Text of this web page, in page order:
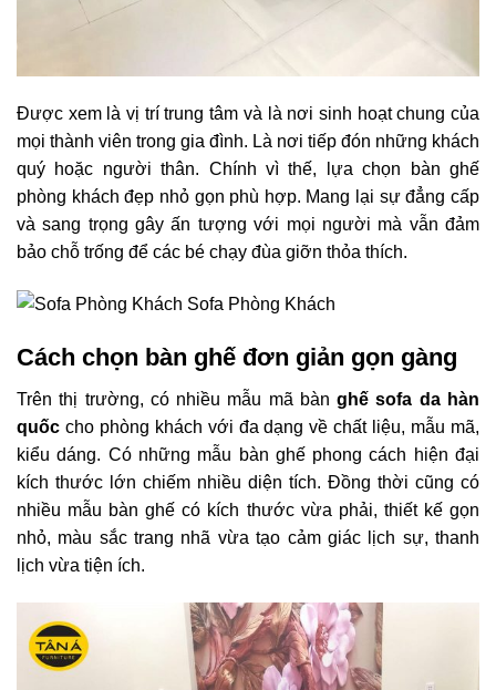
Được xem là vị trí trung tâm và là nơi sinh hoạt chung của
mọi thành viên trong gia đình. Là nơi tiếp đón những khách
quý hoặc người thân. Chính vì thế, lựa chọn bàn ghế
phòng khách đẹp nhỏ gọn phù hợp. Mang lại sự đẳng cấp
và sang trọng gây ấn tượng với mọi người mà vẫn đảm
bảo chỗ trống để các bé chạy đùa giỡn thỏa thích.
Cách chọn bàn ghế đơn giản gọn gàng
Trên thị trường, có nhiều mẫu mã bànghế sofa da hàn
quốc cho phòng khách với đa dạng về chất liệu, mẫu mã,
kiểu dáng. Có những mẫu bàn ghế phong cách hiện đại
kích thước lớn chiếm nhiều diện tích. Đồng thời cũng có
nhiều mẫu bàn ghế có kích thước vừa phải, thiết kế gọn
nhỏ, màu sắc trang nhã vừa tạo cảm giác lịch sự, thanh
lịch vừa tiện ích.